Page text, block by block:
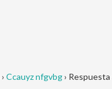
› Ccauyz nfgvbg› Respuesta